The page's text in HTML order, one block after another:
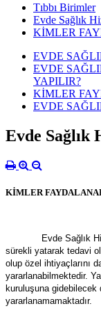
Tıbbı Birimler
Evde Sağlık
KİMLER
EVDE
EVDE
YAPILIR?
KİMLER
EVDE
Evde Sağlık
KİMLER
Evde Sağlık
sürekli yatarak tedavi
olup özel ihtiyaçlarını
yararlanabilmektedir.
kuruluşuna gidebilecek
yararlanamamaktadır.